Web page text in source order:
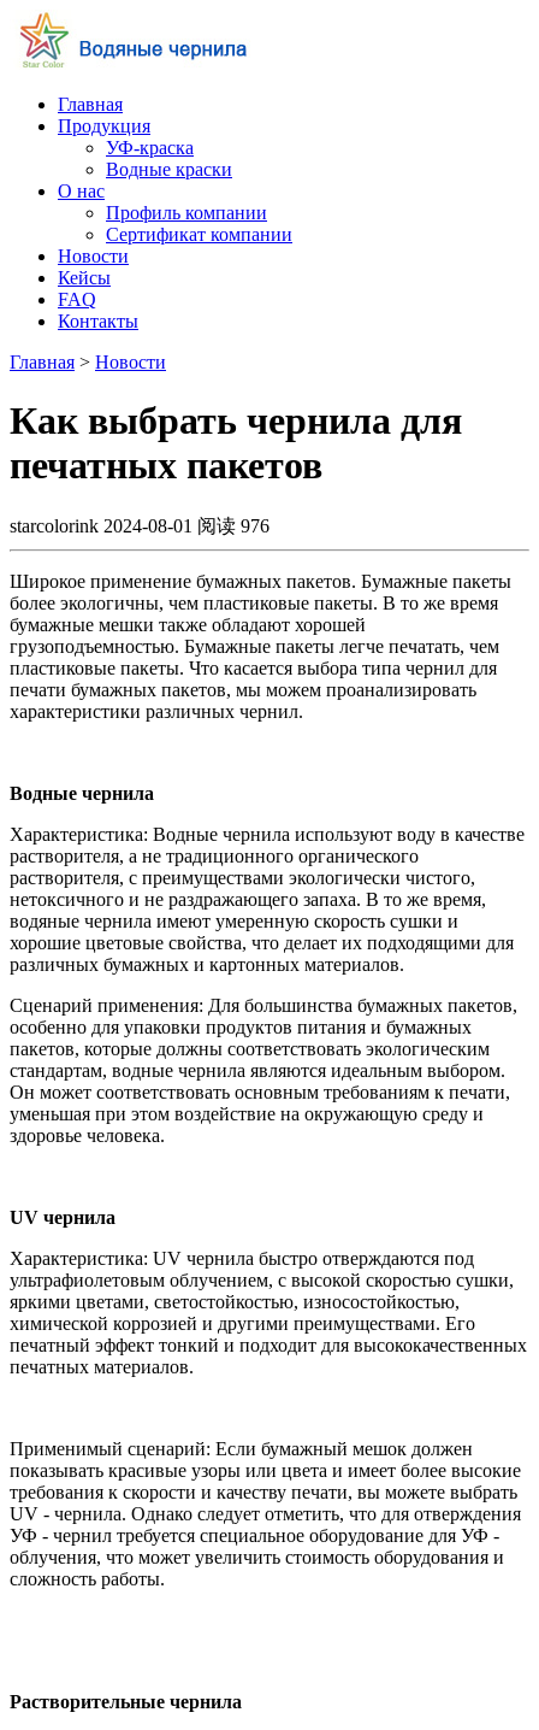
Главная
Продукция
УФ-краска
Водные краски
О нас
Профиль компании
Сертификат компании
Новости
Кейсы
FAQ
Контакты
Главная > Новости
Как выбрать чернила для
печатных пакетов
starcolorink 2024-08-01 阅读 976
Широкое применение бумажных пакетов. Бумажные пакеты
более экологичны, чем пластиковые пакеты. В то же время
бумажные мешки также обладают хорошей
грузоподъемностью. Бумажные пакеты легче печатать, чем
пластиковые пакеты. Что касается выбора типа чернил для
печати бумажных пакетов, мы можем проанализировать
характеристики различных чернил.
Водные чернила
Характеристика: Водные чернила используют воду в качестве
растворителя, а не традиционного органического
растворителя, с преимуществами экологически чистого,
нетоксичного и не раздражающего запаха. В то же время,
водяные чернила имеют умеренную скорость сушки и
хорошие цветовые свойства, что делает их подходящими для
различных бумажных и картонных материалов.
Сценарий применения: Для большинства бумажных пакетов,
особенно для упаковки продуктов питания и бумажных
пакетов, которые должны соответствовать экологическим
стандартам, водные чернила являются идеальным выбором.
Он может соответствовать основным требованиям к печати,
уменьшая при этом воздействие на окружающую среду и
здоровье человека.
UV чернила
Характеристика: UV чернила быстро отверждаются под
ультрафиолетовым облучением, с высокой скоростью сушки,
яркими цветами, светостойкостью, износостойкостью,
химической коррозией и другими преимуществами. Его
печатный эффект тонкий и подходит для высококачественных
печатных материалов.
Применимый сценарий: Если бумажный мешок должен
показывать красивые узоры или цвета и имеет более высокие
требования к скорости и качеству печати, вы можете выбрать
UV - чернила. Однако следует отметить, что для отверждения
УФ - чернил требуется специальное оборудование для УФ -
облучения, что может увеличить стоимость оборудования и
сложность работы.
Растворительные чернила